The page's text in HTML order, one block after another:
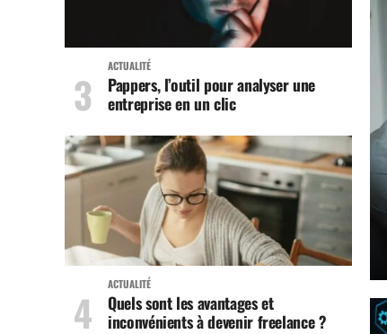
ACTUALITÉ
Pappers, l’outil pour analyser une
entreprise en un clic
ACTUALITÉ
Quels sont les avantages et
inconvénients à devenir freelance ?